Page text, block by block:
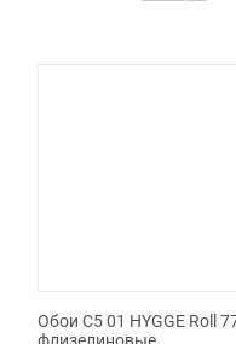
Обои C5 01 HYGGE Roll